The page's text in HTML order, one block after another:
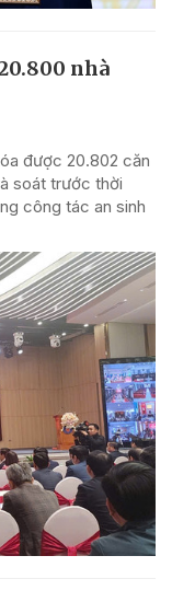
nhà
được 20.802 căn
soát trước thời
công tác an sinh